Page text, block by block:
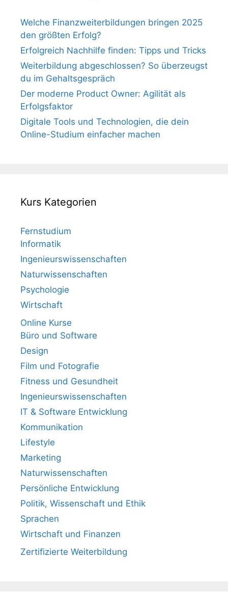
Welche Finanzweiterbildungen bringen 2025
den größten Erfolg?
Erfolgreich Nachhilfe finden: Tipps und Tricks
Weiterbildung abgeschlossen? So überzeugst
du im Gehaltsgespräch
Der moderne Product Owner: Agilität als
Erfolgsfaktor
Digitale Tools und Technologien, die dein
Online-Studium einfacher machen
Kurs Kategorien
Fernstudium
Informatik
Ingenieurswissenschaften
Naturwissenschaften
Psychologie
Wirtschaft
Online Kurse
Büro und Software
Design
Film und Fotografie
Fitness und Gesundheit
Ingenieurswissenschaften
IT & Software Entwicklung
Kommunikation
Lifestyle
Marketing
Naturwissenschaften
Persönliche Entwicklung
Politik, Wissenschaft und Ethik
Sprachen
Wirtschaft und Finanzen
Zertifizierte Weiterbildung